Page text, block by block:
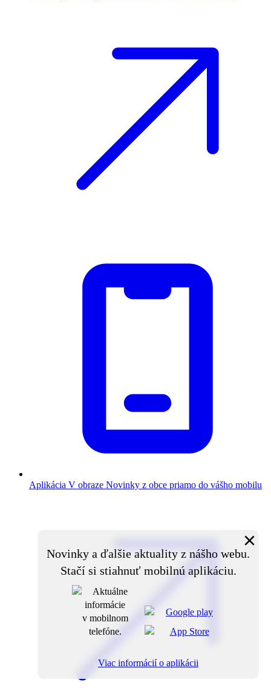
Aplikácia V obraze Novinky z obce priamo do vášho mobilu
Novinky a ďalšie aktuality z nášho webu.
Stačí si stiahnuť mobilnú aplikáciu.
×
Viac informácií o aplikácii